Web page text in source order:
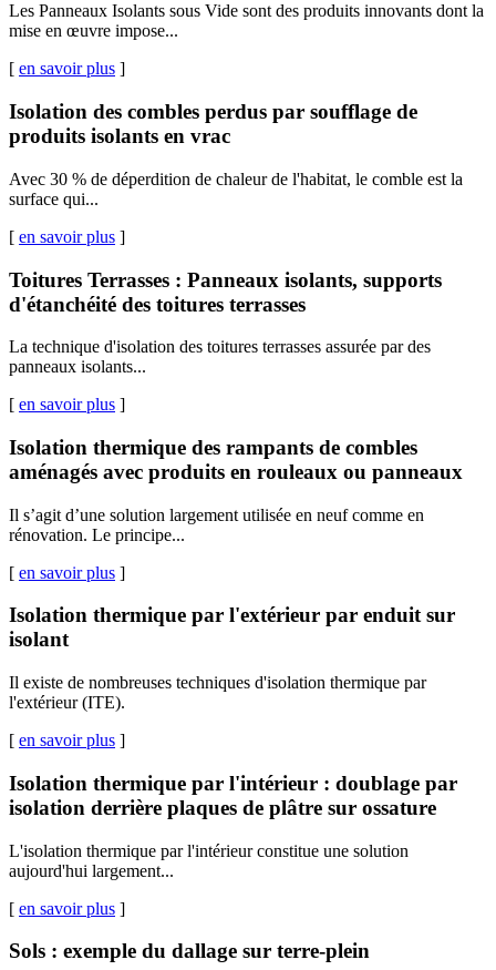
Les Panneaux Isolants sous Vide sont des produits innovants dont la
mise en œuvre impose...
[ en savoir plus ]
Isolation des combles perdus par soufflage de
produits isolants en vrac
Avec 30 % de déperdition de chaleur de l'habitat, le comble est la
surface qui...
[ en savoir plus ]
Toitures Terrasses : Panneaux isolants, supports
d'étanchéité des toitures terrasses
La technique d'isolation des toitures terrasses assurée par des
panneaux isolants...
[ en savoir plus ]
Isolation thermique des rampants de combles
aménagés avec produits en rouleaux ou panneaux
Il s’agit d’une solution largement utilisée en neuf comme en
rénovation. Le principe...
[ en savoir plus ]
Isolation thermique par l'extérieur par enduit sur
isolant
Il existe de nombreuses techniques d'isolation thermique par
l'extérieur (ITE).
[ en savoir plus ]
Isolation thermique par l'intérieur : doublage par
isolation derrière plaques de plâtre sur ossature
L'isolation thermique par l'intérieur constitue une solution
aujourd'hui largement...
[ en savoir plus ]
Sols : exemple du dallage sur terre-plein